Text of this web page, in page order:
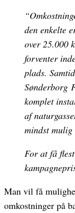
den enkelte
over 25.000
forventer
plads.
Sønderborg
komplet
af
mindst
For at få
Man vil få
omkostninger på